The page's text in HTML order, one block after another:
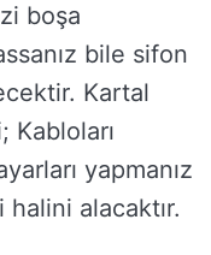
boşa
bile sifon
Kartal
Kabloları
yapmanız
alacaktır.